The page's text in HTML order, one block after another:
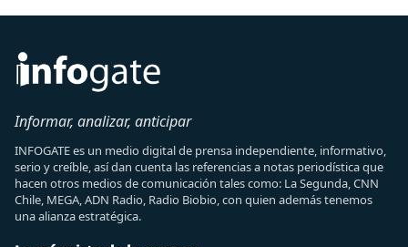
Informar, analizar, anticipar
INFOGATE es un medio digital de prensa independiente, informativo,
serio y creíble, así dan cuenta las referencias a notas periodística que
hacen otros medios de comunicación tales como: La Segunda, CNN
Chile, MEGA, ADN Radio, Radio Biobio, con quien además tenemos
una alianza estratégica.